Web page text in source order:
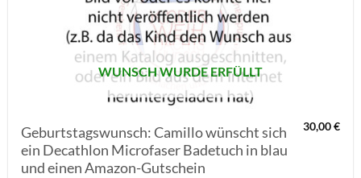
WUNSCH WURDE ERFÜLLT
Geburtstagswunsch: Camillo wünscht sich
ein Decathlon Microfaser Badetuch in blau
und einen Amazon-Gutschein
30,00€